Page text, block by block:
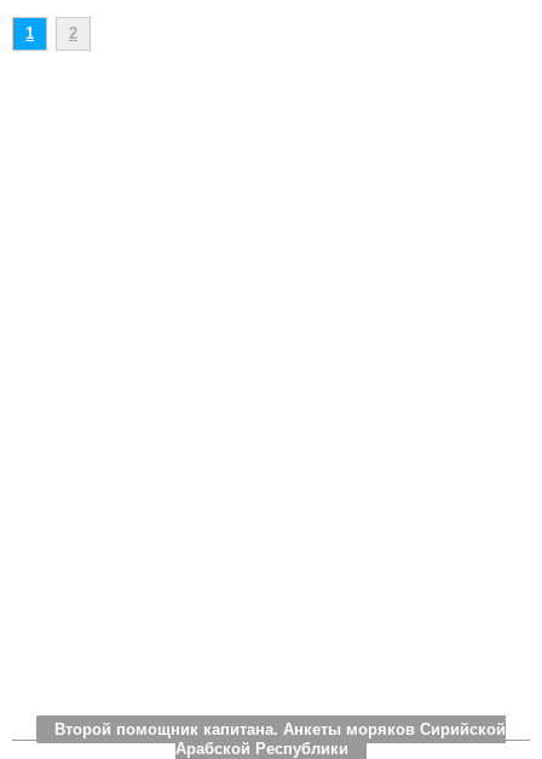
1 2
Второй помощник капитана. Анкеты моряков Сирийской
Арабской Республики